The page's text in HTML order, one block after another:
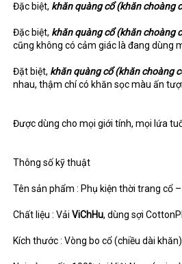
Đặc biệt, khăn quàng cổ (khăn choàng
Đặc biệt, khăn quàng cổ (khăn choàng
cũng không có cảm giác là đang dùng
Đặt biệt, khăn quàng cổ (khăn choàng
nhau, thậm chí có khăn sọc màu ấn
Được dùng cho mọi giới tính, mọi lứa
Thông số kỹ thuật
Tên sản phẩm : Phụ kiện thời trang cổ –
Chất liệu : Vải ViChHu, dùng sợi
Kích thước : Vòng bo cổ (chiều dài